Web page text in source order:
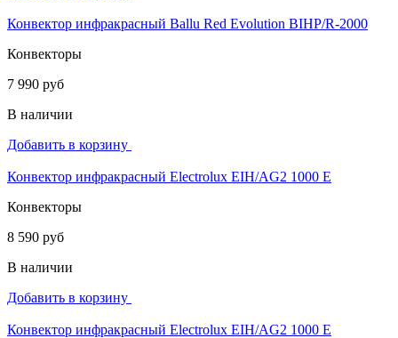
Конвектор инфракрасный Ballu Red Evolution BIHP/R-2000
Конвекторы
7 990 руб
В наличии
Добавить в корзину
Конвектор инфракрасный Electrolux EIH/AG2 1000 E
Конвекторы
8 590 руб
В наличии
Добавить в корзину
Конвектор инфракрасный Electrolux EIH/AG2 1000 E